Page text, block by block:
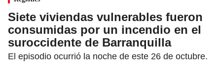
Siete viviendas vulnerables fueron
consumidas por un incendio en el
suroccidente de Barranquilla
El episodio ocurrió la noche de este 26 de octubre.